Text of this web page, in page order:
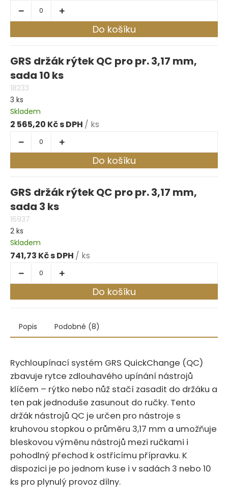
Do košíku
GRS držák rýtek QC pro pr. 3,17 mm,
sada 10 ks
18233
3 ks
Skladem
2 565,20 Kč / ks
Do košíku
GRS držák rýtek QC pro pr. 3,17 mm,
sada 3 ks
16937
2 ks
Skladem
741,73 Kč / ks
Do košíku
Popis Podobné (8)
Rychloupínací systém GRS QuickChange (QC)
zbavuje rytce zdlouhavého upínání nástrojů
klíčem – rýtko nebo nůž stačí zasadit do držáku a
ten pak jednoduše zasunout do ručky.‍​‍‌‌‌​‌​​​​‌​​‌‌‌‌‌‌​‌‌‌‌‌​‌‌‌​‌‌​ Tento
držák nástrojů QC je určen pro nástroje s
kruhovou stopkou o průměru 3,17 mm a umožňuje
bleskovou výměnu nástrojů mezi ručkami i
pohodlný přechod k ostřicímu přípravku. K
dispozici je po jednom kuse i v sadách 3 nebo 10
ks pro plynulý provoz dílny.